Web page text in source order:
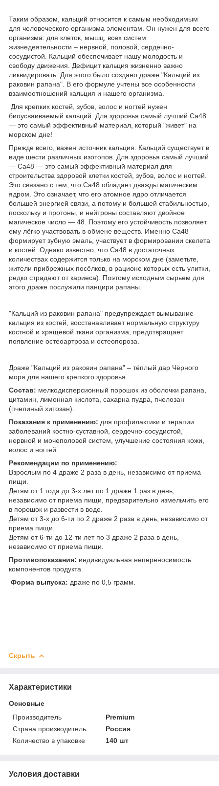
Таким образом, кальций относится к самым необходимым
для человеческого организма элементам. Он нужен для всего
организма: для клеток, мышц, всех систем
жизнедеятельности – нервной, половой, сердечно-
сосудистой. Кальций обеспечивает нашу молодость и
свободу движения. Дефицит кальция жизненно важно
ликвидировать. Для этого было создано драже "Кальций из
раковин рапана". В его формуле учтены все особенности
взаимоотношений кальция и нашего организма.
Для крепких костей, зубов, волос и ногтей нужен
биоусваиваемый кальций. Для здоровья самый лучший Ca48
― это самый эффективный материал, который "живет" на
морском дне!
Прежде всего, важен источник кальция. Кальций существует в
виде шести различных изотопов. Для здоровья самый лучший
― Ca48 ― это самый эффективный материал для
строительства здоровой клетки костей, зубов, волос и ногтей.
Это связано с тем, что Ca48 обладает дважды магическим
ядром. Это означает, что его атомное ядро отличается
большей энергией связи, а потому и большей стабильностью,
поскольку и протоны, и нейтроны составляют двойное
магическое число ― 48. Поэтому его устойчивость позволяет
ему лёгко участвовать в обмене веществ. Именно Ca48
формирует зубную эмаль, участвует в формировании скелета
и костей. Однако известно, что Ca48 в достаточных
количествах содержится только на морском дне (заметьте,
жители прибрежных посёлков, в рационе которых есть улитки,
редко страдают от кариеса). Поэтому исходным сырьем для
этого драже послужили панцири рапаны.
"Кальций из раковин рапана" предупреждает вымывание
кальция из костей, восстанавливает нормальную структуру
костной и хрящевой ткани организма, предотвращает
появление остеоартроза и остеопороза.
Драже "Кальций из раковин рапана" – тёплый дар Чёрного
моря для нашего крепкого здоровья.
Состав: мелкодисперсионный порошок из оболочки рапана,
цитамин, лимонная кислота, сахарна пудра, пчелозан
(пчелиный хитозан).
Показания к применению: для профилактики и терапии
заболеваний костно-суставной, сердечно-сосудистой,
нервной и мочеполовой систем, улучшение состояния кожи,
волос и ногтей.
Рекомендации по применению:
Взрослым по 4 драже 2 раза в день, независимо от приема
пищи.
Детям от 1 года до 3-х лет по 1 драже 1 раз в день,
независимо от приема пищи, предварительно измельчить его
в порошок и развести в воде.
Детям от 3-х до 6-ти по 2 драже 2 раза в день, независимо от
приема пищи.
Детям от 6-ти до 12-ти лет по 3 драже 2 раза в день,
независимо от приема пищи.
Противопоказания: индивидуальная непереносимость
компонентов продукта.
Форма выпуска: драже по 0,5 грамм.
Скрыть
Характеристики
Основные
Производитель
Premium
Страна производитель
Россия
Количество в упаковке
140 шт
Условия доставки